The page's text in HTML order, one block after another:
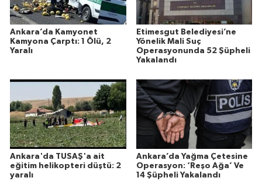
Ankara’da Kamyonet
Kamyona Çarptı: 1 Ölü, 2
Yaralı
Etimesgut Belediyesi’ne
Yönelik Mali Suç
Operasyonunda 52 Şüpheli
Yakalandı
Ankara'da TUSAŞ'a ait
eğitim helikopteri düştü: 2
yaralı
Ankara’da Yağma Çetesine
Operasyon: ‘Reşo Ağa’ Ve
14 Şüpheli Yakalandı